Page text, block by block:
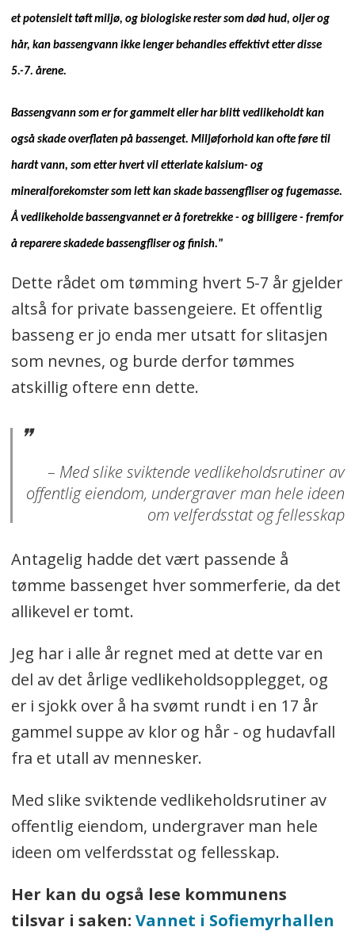
et potensielt tøft miljø, og biologiske rester som død hud, oljer og
hår, kan bassengvann ikke lenger behandles effektivt etter disse
5.-7. årene.
Bassengvann som er for gammelt eller har blitt vedlikeholdt kan
også skade overflaten på bassenget. Miljøforhold kan ofte føre til
hardt vann, som etter hvert vil etterlate kalsium- og
mineralforekomster som lett kan skade bassengfliser og fugemasse.
Å vedlikeholde bassengvannet er å foretrekke - og billigere - fremfor
å reparere skadede bassengfliser og finish."
Dette rådet om tømming hvert 5-7 år gjelder
altså for private bassengeiere. Et offentlig
basseng er jo enda mer utsatt for slitasjen
som nevnes, og burde derfor tømmes
atskillig oftere enn dette.
– Med slike sviktende vedlikeholdsrutiner av
offentlig eiendom, undergraver man hele ideen
om velferdsstat og fellesskap
Antagelig hadde det vært passende å
tømme bassenget hver sommerferie, da det
allikevel er tomt.
Jeg har i alle år regnet med at dette var en
del av det årlige vedlikeholdsopplegget, og
er i sjokk over å ha svømt rundt i en 17 år
gammel suppe av klor og hår - og hudavfall
fra et utall av mennesker.
Med slike sviktende vedlikeholdsrutiner av
offentlig eiendom, undergraver man hele
ideen om velferdsstat og fellesskap.
Her kan du også lese kommunens
tilsvar i saken: Vannet i Sofiemyrhallen